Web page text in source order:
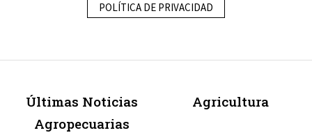
POLÍTICA DE PRIVACIDAD
Últimas Noticias
Agropecuarias
Agricultura